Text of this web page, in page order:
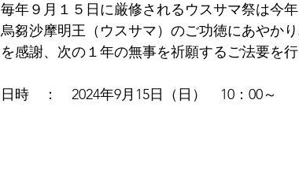
毎年９月１５日に厳修されるウスサマ祭は今
烏芻沙摩明王（ウスサマ）のご功徳にあやか
を感謝、次の１年の無事を祈願するご法要を行
日時　：　2024年9月15日（日）　10：00～